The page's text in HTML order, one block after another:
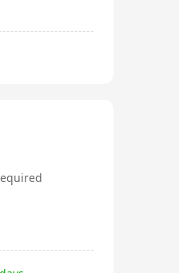
入味版、肋眼油
台灣老店的濃厚
的堅持，對滋味
麵的真正境界！